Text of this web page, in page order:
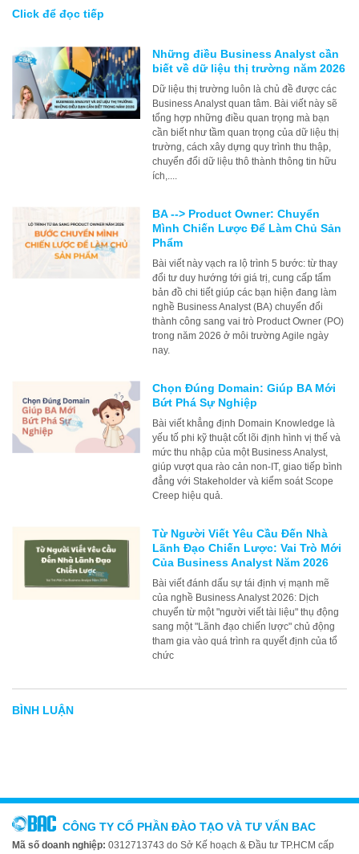
Click để đọc tiếp
Những điều Business Analyst cần
biết về dữ liệu thị trường năm 2026
Dữ liệu thị trường luôn là chủ đề được các
Business Analyst quan tâm. Bài viết này sẽ
tổng hợp những điều quan trọng mà bạn
cần biết như tầm quan trọng của dữ liệu thị
trường, cách xây dựng quy trình thu thập,
chuyển đổi dữ liệu thô thành thông tin hữu
ích,....
BA --> Product Owner: Chuyển
Mình Chiến Lược Để Làm Chủ Sản
Phẩm
Bài viết này vạch ra lộ trình 5 bước: từ thay
đổi tư duy hướng tới giá trị, cung cấp tấm
bản đồ chi tiết giúp các bạn hiện đang làm
nghề Business Analyst (BA) chuyển đổi
thành công sang vai trò Product Owner (PO)
trong năm 2026 ở môi trường Agile ngày
nay.
Chọn Đúng Domain: Giúp BA Mới
Bứt Phá Sự Nghiệp
Bài viết khẳng định Domain Knowledge là
yếu tố phi kỹ thuật cốt lõi định hình vị thế và
mức thu nhập của một Business Analyst,
giúp vượt qua rào cản non-IT, giao tiếp bình
đẳng với Stakeholder và kiểm soát Scope
Creep hiệu quả.
Từ Người Viết Yêu Cầu Đến Nhà
Lãnh Đạo Chiến Lược: Vai Trò Mới
Của Business Analyst Năm 2026
Bài viết đánh dấu sự tái định vị mạnh mẽ
của nghề Business Analyst 2026: Dịch
chuyển từ một "người viết tài liệu" thụ động
sang một "Lãnh đạo chiến lược" chủ động
tham gia vào quá trình ra quyết định của tổ
chức
BÌNH LUẬN
CÔNG TY CỔ PHẦN ĐÀO TẠO VÀ TƯ VẤN BAC
Mã số doanh nghiệp: 0312713743 do Sở Kế hoạch & Đầu tư TP.HCM cấp